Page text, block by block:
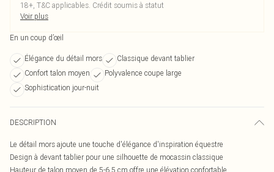
18+, T&C applicables. Crédit soumis à statut
Voir plus
En un coup d’œil
Élégance du détail mors
Classique devant tablier
Confort talon moyen
Polyvalence coupe large
Sophistication jour-nuit
DESCRIPTION
Le détail mors ajoute une touche d'élégance d'inspiration équestre
Design à devant tablier pour une silhouette de mocassin classique
Hauteur de talon moyen de 5-6,5 cm offre une élévation confortable